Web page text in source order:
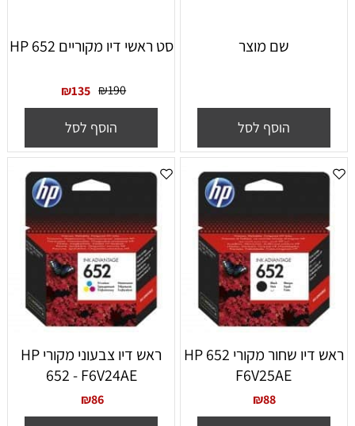
שם מוצר
הוסף לסל
סט ראשי דיו מקוריים HP 652
₪190
₪135
הוסף לסל
ראש דיו שחור מקורי 652 HP
F6V25AE
₪88
ראש דיו צבעוני מקורי HP
652 - F6V24AE
₪86